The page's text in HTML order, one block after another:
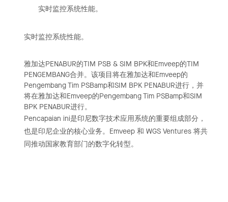
实时监控系统性能。
实时监控系统性能。
雅加达PENABUR的TIM PSB & SIM BPK和Emveep的TIM
PENGEMBANG合并。该项目将在雅加达和Emveep的
Pengembang Tim PSBamp和SIM BPK PENABUR进行，并
将在雅加达和Emveep的Pengembang Tim PSBamp和SIM
BPK PENABUR进行。
Pencapaian ini是印尼数字技术应用系统的重要组成部分，
也是印尼企业的核心业务。Emveep 和 WGS Ventures 将共
同推动国家教育部门的数字化转型。